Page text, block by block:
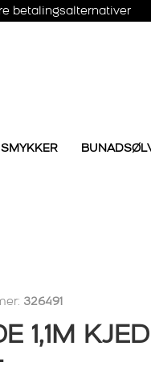
betalingsalternativer
326491
1,1M